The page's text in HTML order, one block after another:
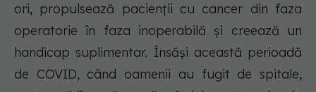
ori, propulsează pacienţii cu cancer din faza
operatorie în faza inoperabilă și creează un
handicap suplimentar. Însăși această perioadă
de COVID, când oamenii au fugit de spitale,